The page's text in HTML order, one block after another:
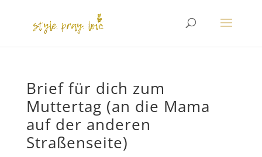
Brief für dich zum
Muttertag (an die Mama
auf der anderen
Straßenseite)